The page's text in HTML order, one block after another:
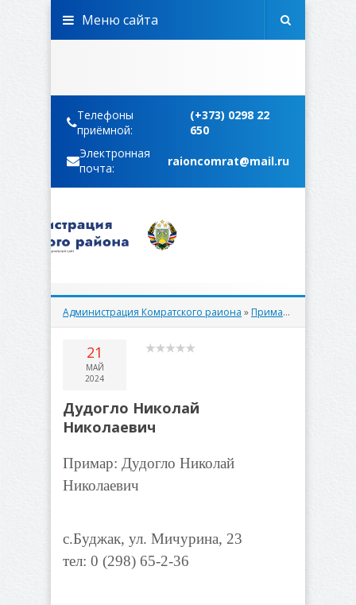
Телефоны
приёмной:
(+373) 0298 22
650
Электронная
почта:
raioncomrat@mail.ru
Меню сайта
Администрация Комратского раиона »Примары
21
МАЙ
2024
Дудогло Николай
Николаевич
Примар: Дудогло Николай
Николаевич
с.Буджак, ул. Мичурина, 23
тел: 0 (298) 65-2-36